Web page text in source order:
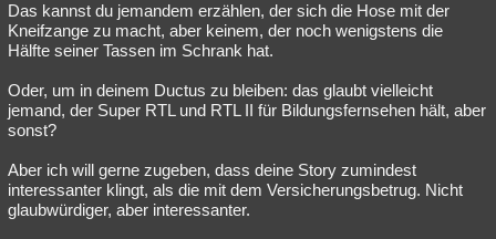
Das kannst du jemandem erzählen, der sich die Hose mit der
Kneifzange zu macht, aber keinem, der noch wenigstens die
Hälfte seiner Tassen im Schrank hat.
Oder, um in deinem Ductus zu bleiben: das glaubt vielleicht
jemand, der Super RTL und RTL II für Bildungsfernsehen hält, aber
sonst?
Aber ich will gerne zugeben, dass deine Story zumindest
interessanter klingt, als die mit dem Versicherungsbetrug. Nicht
glaubwürdiger, aber interessanter.